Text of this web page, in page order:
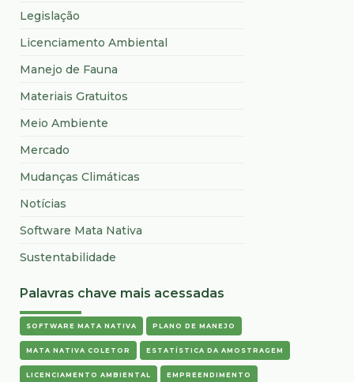
Legislação
Licenciamento Ambiental
Manejo de Fauna
Materiais Gratuitos
Meio Ambiente
Mercado
Mudanças Climáticas
Notícias
Software Mata Nativa
Sustentabilidade
Palavras chave mais acessadas
SOFTWARE MATA NATIVA PLANO DE MANEJO
MATA NATIVA COLETOR ESTATÍSTICA DA AMOSTRAGEM
LICENCIAMENTO AMBIENTAL EMPREENDIMENTO